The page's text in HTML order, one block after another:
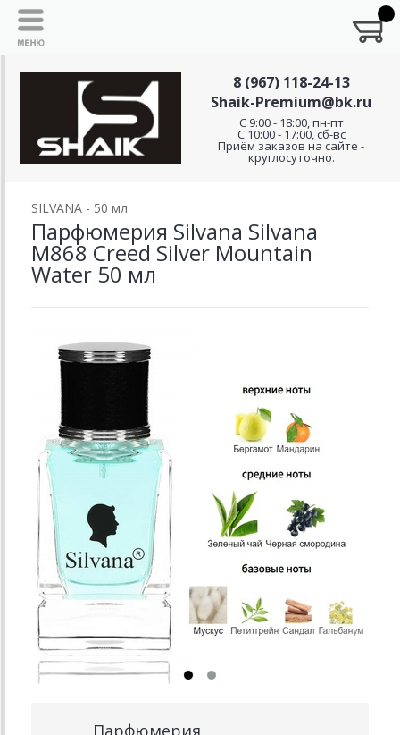
8 (967) 118-24-13
Shaik-Premium@bk.ru
C 9:00 - 18:00, пн-пт
С 10:00 - 17:00, сб-вс
Приём заказов на сайте -
круглосуточно.
SILVANA - 50 мл
Парфюмерия Silvana Silvana
М868 Creed Silver Mountain
Water 50 мл
Парфюмерия